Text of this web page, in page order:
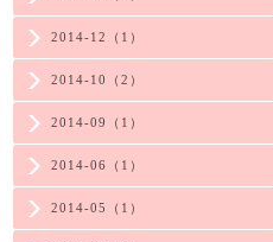
2014-12（1）
2014-10（2）
2014-09（1）
2014-06（1）
2014-05（1）